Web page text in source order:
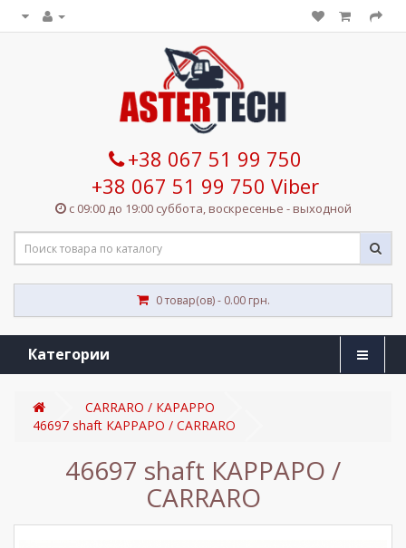
+38 067 51 99 750
+38 067 51 99 750 Viber
с 09:00 до 19:00 суббота, воскресенье - выходной
0 товар(ов) - 0.00 грн.
Категории
CARRARO / КАРАРРО
46697 shaft КАРРАРО / CARRARO
46697 shaft КАРРАРО /
CARRARO